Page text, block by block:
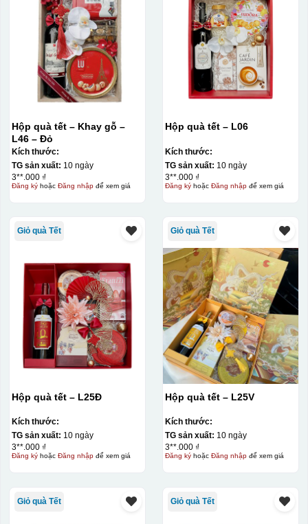
Hộp quà tết – Khay gỗ –
L46 – Đỏ
Kích thước:
TG sản xuất: 10 ngày
3**.000 ₫
Đăng kýhoặc Đăng nhậpđể xem giá
Hộp quà tết – L06
Kích thước:
TG sản xuất: 10 ngày
3**.000 ₫
Đăng kýhoặc Đăng nhậpđể xem giá
Giỏ quà Tết
Hộp quà tết – L25Đ
Kích thước:
TG sản xuất: 10 ngày
3**.000 ₫
Đăng kýhoặc Đăng nhậpđể xem giá
Giỏ quà Tết
Hộp quà tết – L25V
Kích thước:
TG sản xuất: 10 ngày
3**.000 ₫
Đăng kýhoặc Đăng nhậpđể xem giá
Giỏ quà Tết Giỏ quà Tết